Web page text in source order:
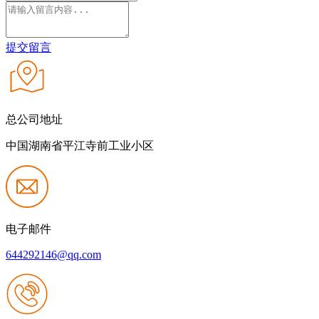
提交留言
总公司地址
中国湖南省平江寺前工业小区
电子邮件
644292146@qq.com